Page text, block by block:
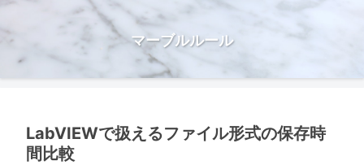
マーブルルール
LabVIEWで扱えるファイル形式の保存時
間比較